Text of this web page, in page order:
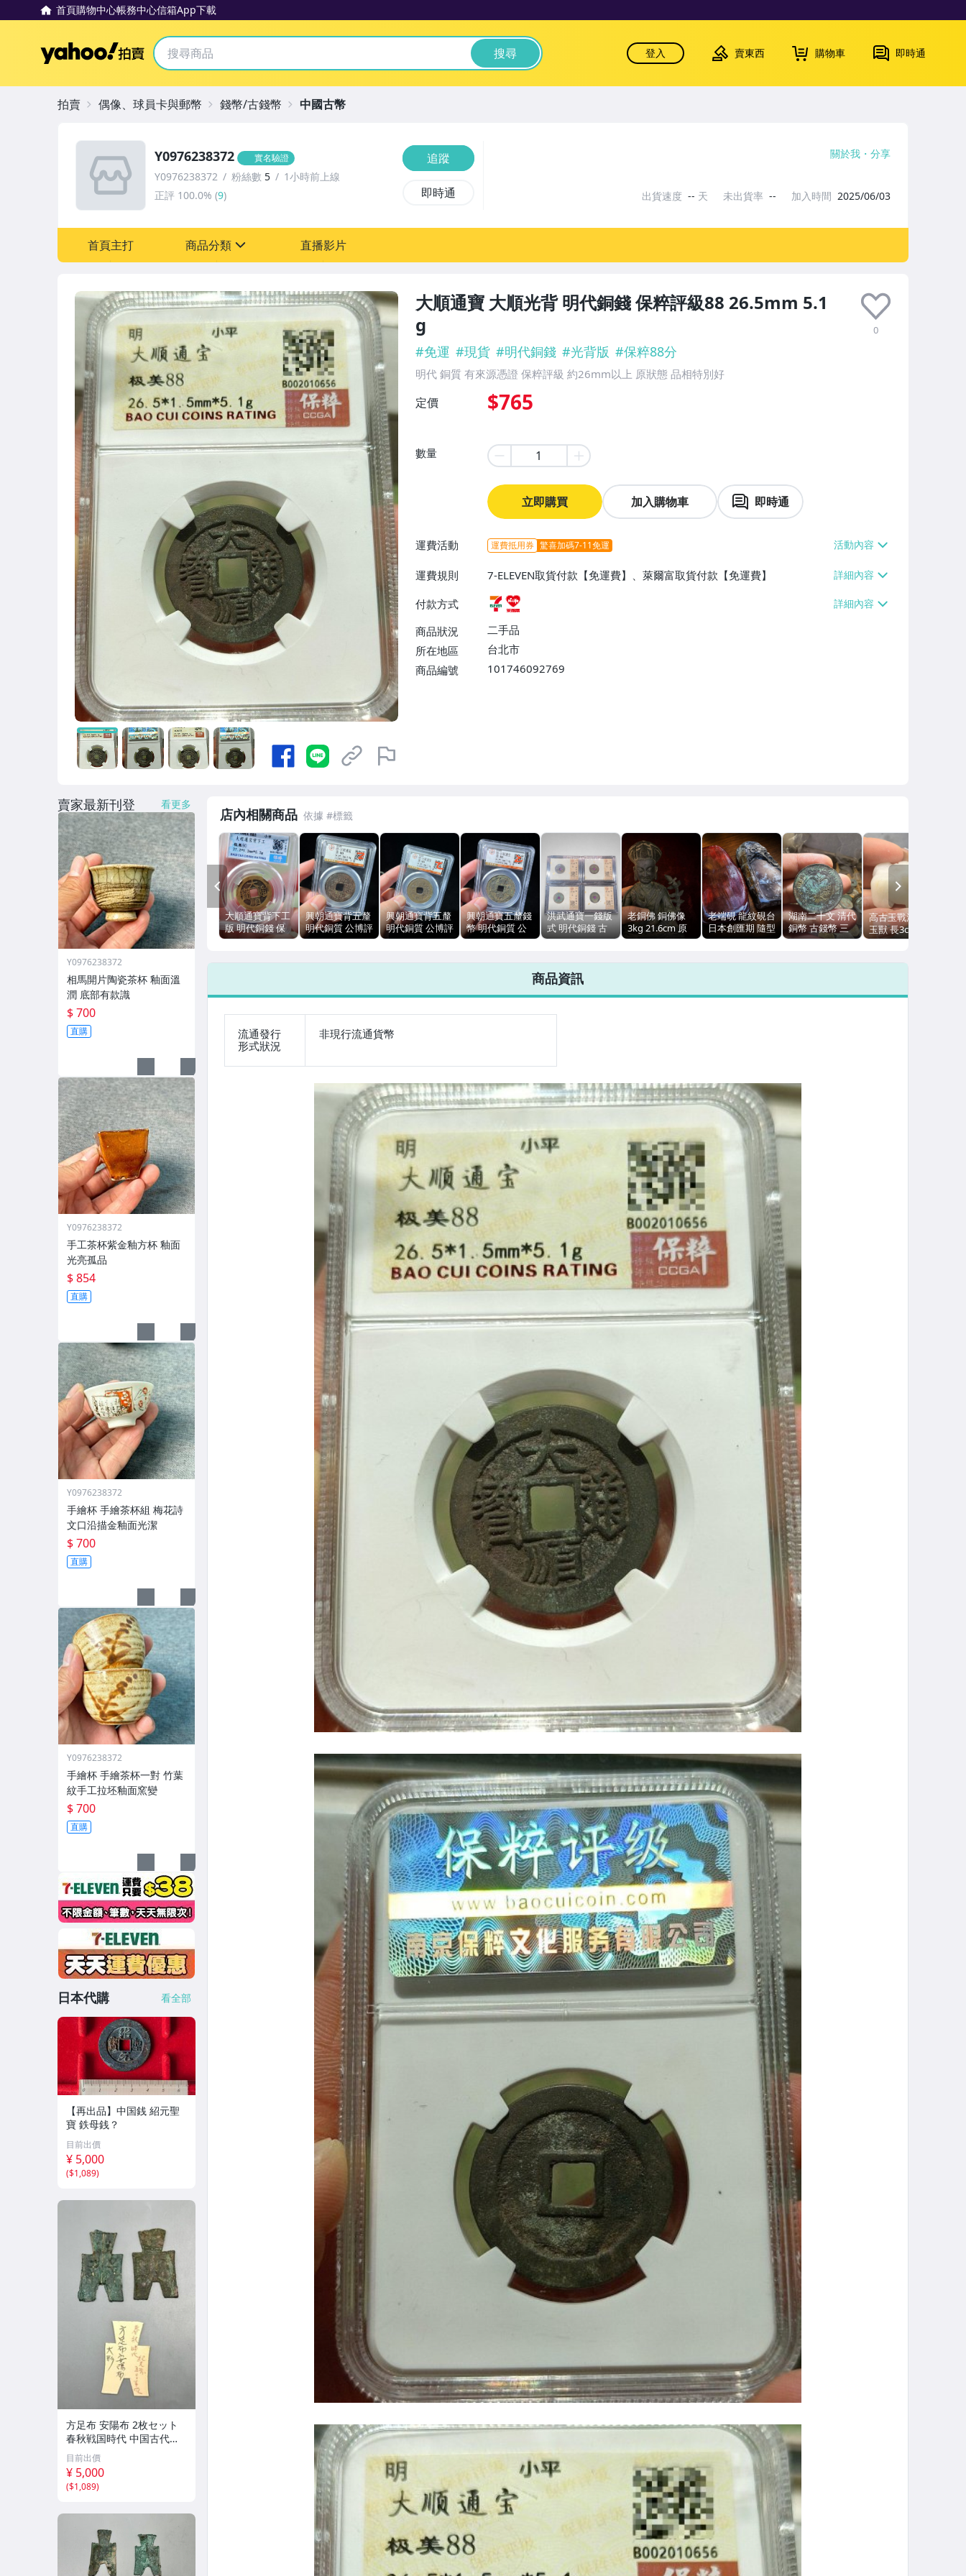
首頁購物中心帳務中心信箱App下載
Yahoo拍賣 搜尋 登入 賣東西 購物車 即時通
大順通寶 大順光背 明代銅錢 保粹評級88 26.5mm 5.1
g
0
#免運 #現貨 #明代銅錢 #光背版 #保粹88分
明代 銅質 有來源憑證 保粹評級 約26mm以上 原狀態 品相特別好
定價 $765
數量
立即購買 加入購物車 即時通
運費活動 運費抵用券 驚喜加碼7-11免運
運費規則
7-ELEVEN取貨付款【免運費】、萊爾富取貨付款【免運費】
付款方式
商品狀況
二手品
所在地區
台北市
商品編號
101746092769
Y0976238372 實名驗證
Y0976238372 粉絲數 5
1小時前上線
正評 100.0% (9)
追蹤
即時通
關於我 分享
出貨速度 -- 天 未出貨率 -- 加入時間 2025/06/03
首頁主打 商品分類
圖書/影音/文具
古董、藝術與礦石
居家、家具與園藝
玩具、模型與公仔
偶像、球員卡與郵幣
手錶與飾品配件
女包精品與女鞋
相機、攝影與周邊
運動、戶外與休閒
直播影片
拍賣 偶像、球員卡與郵幣 錢幣/古錢幣 中國古幣
店內相關商品
大順通寶背下工
版 明代銅錢 保
粹評級90
興朝通寶背五釐
明代銅質 公博評
級美80分盒子幣
興朝通寶背五釐
明代銅質 公博評
級美80分盒子幣
興朝通寶五釐錢
幣 明代銅質 公
博評級美80分盒
洪武通寶一錢版
式 明代銅錢 古
錢幣 公博88分
老銅佛 銅佛像
3kg 21.6cm 原
狀態 無瑕疵
老端硯 龍紋硯台
日本創匯期 隨型
雕刻 實木天地蓋
湖南二十文 清代
銅幣 古錢幣 三
全品相 美品
高古玉戰漢和田
玉獸 長3cm 33g
PREV
商品資訊
流通發行
形式狀況
非現行流通貨幣
賣家最新刊登 看更多
Y0976238372
相馬開片陶瓷茶杯 釉面溫
潤 底部有款識
$ 700
直購
Y0976238372
手工茶杯紫金釉方杯 釉面
光亮孤品
$ 854
直購
Y0976238372
手繪杯 手繪茶杯組 梅花詩
文口沿描金釉面光潔
$ 700
直購
Y0976238372
手繪杯 手繪茶杯一對 竹葉
紋手工拉坯釉面窯變
$ 700
直購
日本代購 看全部
【再出品】中国銭 紹元聖
寶 鉄母銭？
目前出價
¥ 5,000
($1,089)
方足布 安陽布 2枚セット
春秋戦国時代 中国古代銭
貨 布貨 布幣 銅銭 古銭 コ
レクション 貨幣
目前出價
¥ 5,000
($1,089)